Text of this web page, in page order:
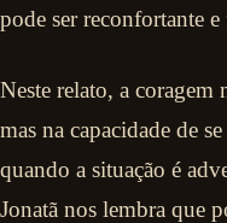
pode ser reconfortante
Neste relato, a coragem
mas na capacidade de
quando a situação é
Jonatã nos lembra que